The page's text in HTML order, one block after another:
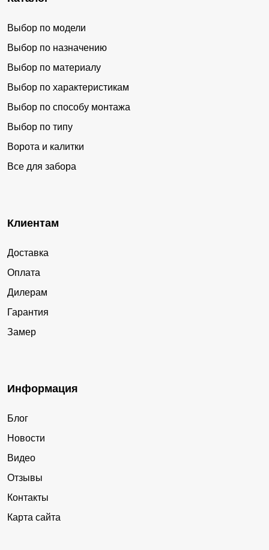
Выбор по модели
Выбор по назначению
Выбор по материалу
Выбор по характеристикам
Выбор по способу монтажа
Выбор по типу
Ворота и калитки
Все для забора
Клиентам
Доставка
Оплата
Дилерам
Гарантия
Замер
Информация
Блог
Новости
Видео
Отзывы
Контакты
Карта сайта